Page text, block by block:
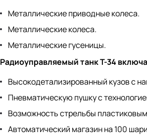
Металлические приводные колеса.
Металлические колеса.
Металлические гусеницы.
Радиоуправляемый танк T-34
Высокодетализированный кузов с
Пневматическую пушку с
Возможность стрельбы
Автоматический магазин на 100